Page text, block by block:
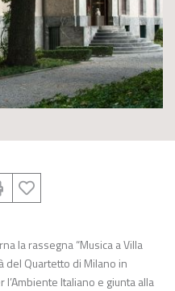
la rassegna “Musica a Villa
del Quartetto di Milano in
Italiano e giunta alla